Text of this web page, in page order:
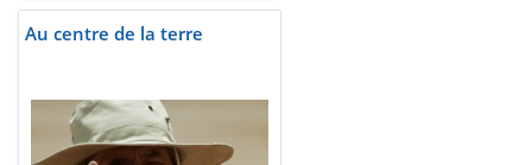
Au centre de la terre